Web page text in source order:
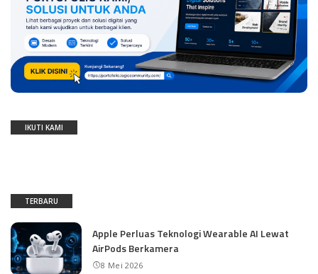
IKUTI KAMI
TERBARU
Apple Perluas Teknologi Wearable AI Lewat
AirPods Berkamera
8 Mei 2026